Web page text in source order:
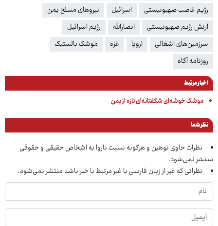
رژیم غاصب صهیونیستی
اسرائیل
نیروهای مسلح یمن
ارتش رژیم صهیونیستی
انصارالله
رژیم اسرائیل
سرزمین‌های اشغالی
اروپا غزه
موشک بالستیک
روزنامه آگاه
اخبار مرتبط
موشک خوشه‌ای شگفتانه‌ای تازه از یمن
نظر شما
نظرات حاوی توهین و هرگونه نسبت ناروا به اشخاص حقیقی و حقوقی
منتشر نمی‌شود.
نظراتی که غیر از زبان فارسی یا غیر مرتبط با خبر باشد منتشر نمی‌شود.